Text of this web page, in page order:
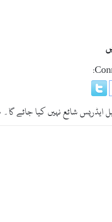
ایڈریس شائع نہیں کیا جائے گا۔